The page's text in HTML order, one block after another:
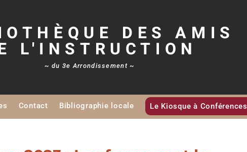
DES AMIS
L'INSTRUCTION
~ du 3e Arrondissement ~
Contact Bibliographie locale Le Kiosque à Conférences